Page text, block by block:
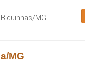
Biquinhas/MG
MG